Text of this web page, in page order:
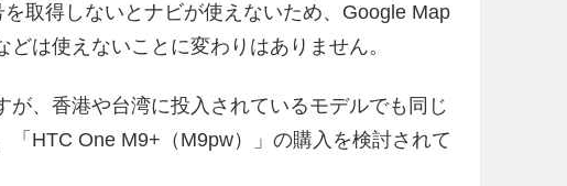
取得しないとナビが使えないため、Google Map
は使えないことに変わりはありません。
、香港や台湾に投入されているモデルでも同じ
HTC One M9+（M9pw）」の購入を検討されて